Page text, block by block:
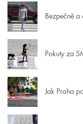
Bezpečně
Pokuty za
Jak Praha